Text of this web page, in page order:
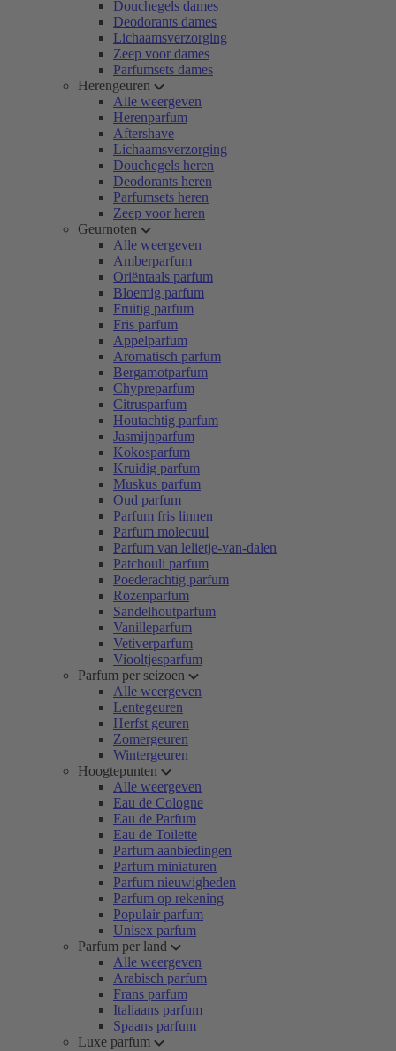
Douchegels dames
Deodorants dames
Lichaamsverzorging
Zeep voor dames
Parfumsets dames
Herengeuren
Alle weergeven
Herenparfum
Aftershave
Lichaamsverzorging
Douchegels heren
Deodorants heren
Parfumsets heren
Zeep voor heren
Geurnoten
Alle weergeven
Amberparfum
Oriëntaals parfum
Bloemig parfum
Fruitig parfum
Fris parfum
Appelparfum
Aromatisch parfum
Bergamotparfum
Chypreparfum
Citrusparfum
Houtachtig parfum
Jasmijnparfum
Kokosparfum
Kruidig parfum
Muskus parfum
Oud parfum
Parfum fris linnen
Parfum molecuul
Parfum van lelietje-van-dalen
Patchouli parfum
Poederachtig parfum
Rozenparfum
Sandelhoutparfum
Vanilleparfum
Vetiverparfum
Viooltjesparfum
Parfum per seizoen
Alle weergeven
Lentegeuren
Herfst geuren
Zomergeuren
Wintergeuren
Hoogtepunten
Alle weergeven
Eau de Cologne
Eau de Parfum
Eau de Toilette
Parfum aanbiedingen
Parfum miniaturen
Parfum nieuwigheden
Parfum op rekening
Populair parfum
Unisex parfum
Parfum per land
Alle weergeven
Arabisch parfum
Frans parfum
Italiaans parfum
Spaans parfum
Luxe parfum